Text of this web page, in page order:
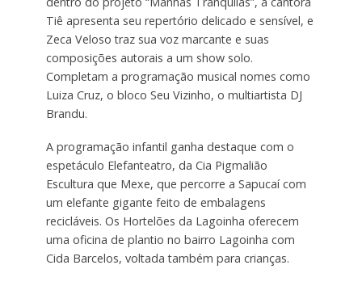
Tiê apresenta seu repertório delicado e sensível, e
Zeca Veloso traz sua voz marcante e suas
composições autorais a um show solo.
Completam a programação musical nomes como
Luiza Cruz, o bloco Seu Vizinho, o multiartista DJ
Brandu.
A programação infantil ganha destaque com o
espetáculo Elefanteatro, da Cia Pigmalião
Escultura que Mexe, que percorre a Sapucaí com
um elefante gigante feito de embalagens
recicláveis. Os Hortelões da Lagoinha oferecem
uma oficina de plantio no bairro Lagoinha com
Cida Barcelos, voltada também para crianças.